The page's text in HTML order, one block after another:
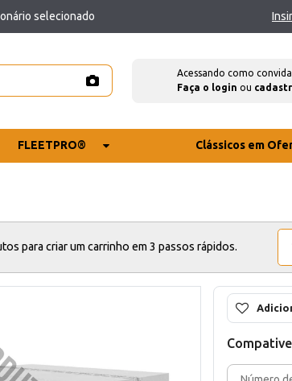
selecionado
Acessando como
Faça o login ou
FLEETPRO® Clássicos em
para criar um carrinho em 3 passos rápidos.